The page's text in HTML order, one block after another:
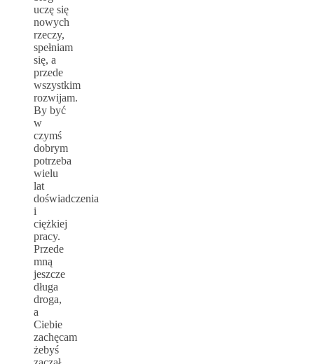
uczę się
nowych
rzeczy,
spełniam
się, a
przede
wszystkim
rozwijam.
By być
w
czymś
dobrym
potrzeba
wielu
lat
doświadczenia
i
ciężkiej
pracy.
Przede
mną
jeszcze
długa
droga,
a
Ciebie
zachęcam
żebyś